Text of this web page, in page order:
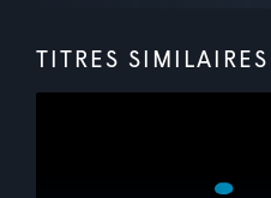
TITRES SIMILAIRES